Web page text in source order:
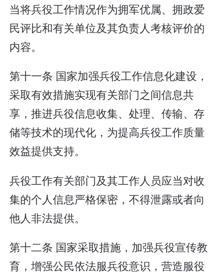
当将兵役工作情况作为拥军优属、拥政爱
民评比和有关单位及其负责人考核评价的
内容。
第十一条 国家加强兵役工作信息化建设，
采取有效措施实现有关部门之间信息共
享，推进兵役信息收集、处理、传输、存
储等技术的现代化，为提高兵役工作质量
效益提供支持。
兵役工作有关部门及其工作人员应当对收
集的个人信息严格保密，不得泄露或者向
他人非法提供。
第十二条 国家采取措施，加强兵役宣传教
育，增强公民依法服兵役意识，营造服役